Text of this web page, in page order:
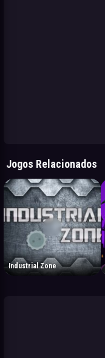
Jogos Relacionados
Industrial Zone